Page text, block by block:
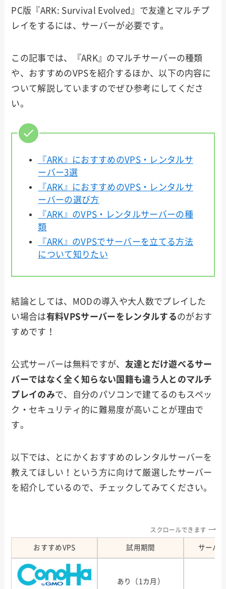
PC版『ARK: Survival Evolved』で友達とマルチプ
レイをするには、サーバーが必要です。
この記事では、『ARK』のマルチサーバーの種類
や、おすすめのVPSを紹介するほか、以下の内容に
ついて解説していますのでぜひ参考にしてくださ
い。
『ARK』におすすめのVPS・レンタルサ
ーバー3選
『ARK』におすすめのVPS・レンタルサ
ーバーの選び方
『ARK』のVPS・レンタルサーバーの種
類
『ARK』のVPSでサーバーを立てる方法
について知りたい
結論としては、MODの導入や大人数でプレイした
い場合は有料VPSサーバーをレンタルするのがおす
すめです！
公式サーバーは無料ですが、 友達とだけ遊べるサー
バーではなく全く知らない国籍も違う人とのマルチ
プレイのみで、自分のパソコンで建てるのもスペッ
ク・セキュリティ的に難易度が高いことが理由で
す。
以下では、とにかくおすすめのレンタルサーバーを
教えてほしい！という方に向けて厳選したサーバー
を紹介しているので、チェックしてみてください。
スクロールできます
おすすめVPS 試用期間 サーバ
あり（1カ月）